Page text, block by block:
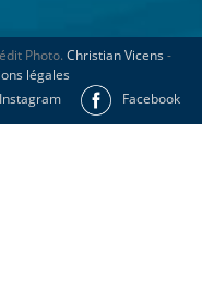
Photo. Christian Vicens -
légales
Instagram Facebook